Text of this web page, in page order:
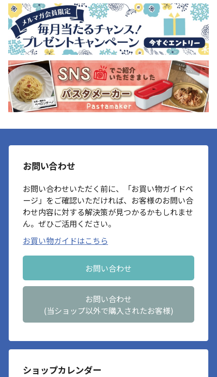
お問い合わせ
お問い合わせいただく前に、「お買い物ガイドペ
ージ」をご確認いただければ、お客様のお問い合
わせ内容に対する解決策が見つかるかもしれませ
ん。ぜひご活用ください。
お買い物ガイドはこちら
お問い合わせ
お問い合わせ
(当ショップ以外で購入されたお客様)
ショップカレンダー